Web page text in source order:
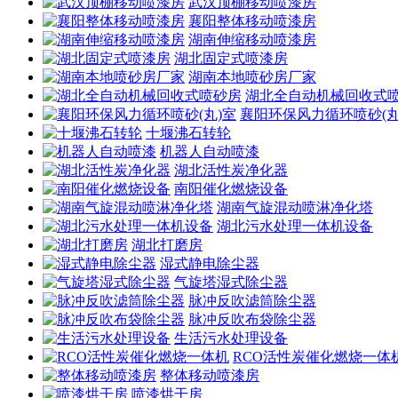
襄阳整体移动喷漆房
湖南伸缩移动喷漆房
湖北固定式喷漆房
湖南本地喷砂房厂家
湖北全自动机械回收式
襄阳环保风力循环喷砂(
十堰沸石转轮
机器人自动喷漆
湖北活性炭净化器
南阳催化燃烧设备
湖南气旋混动喷淋净化塔
湖北污水处理一体机设备
湖北打磨房
湿式静电除尘器
气旋塔湿式除尘器
脉冲反吹滤筒除尘器
脉冲反吹布袋除尘器
生活污水处理设备
RCO活性炭催化燃烧一体
整体移动喷漆房
喷漆烘干房